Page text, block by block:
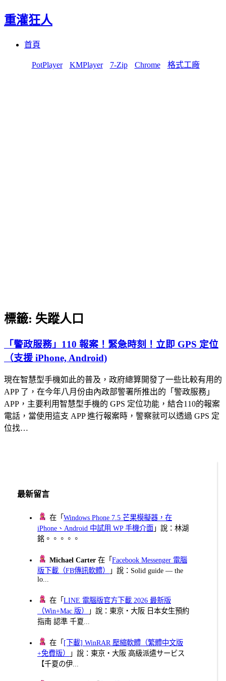
重灌狂人
首頁
PotPlayer KMPlayer 7-Zip Chrome 格式工廠
標籤: 失蹤人口
「警政服務」110 報案！緊急時刻！立即 GPS 定位
（支援 iPhone, Android)
現在智慧型手機如此的普及，政府總算開發了一些比較有用的
APP 了，在今年八月份由內政部警署所推出的「警政服務」
APP，主要利用智慧型手機的 GPS 定位功能，結合110的報案
電話，當使用這支 APP 進行報案時，警察就可以透過 GPS 定
位找…
最新留言
在「Windows Phone 7.5 芒果模擬器，在
iPhone、Android 中試用 WP 手機介面 」說：林湖
銘。。。。。
Michael Carter 在「Facebook Messenger 電腦
版下載（FB傳訊軟體）
」說：Solid guide — the
lo...
在「LINE 電腦版官方下載 2026 最新版
（Win+Mac 版）
」說：東京・大阪 日本女生預約
指南 認準 千夏...
在「 [下載] WinRAR 壓縮軟體（繁體中文版
+免費版）
」說：東京・大阪 高級派遣サービス
【千夏の伊...